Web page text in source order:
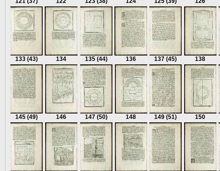
133 (43) 134 135 (44) 136 137 (45) 138
145 (49) 146 147 (50) 148 149 (51) 150